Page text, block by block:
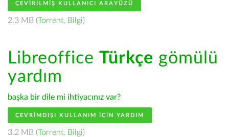
ÇEVIRILMIŞ KULLANICI ARAYÜZÜ
2.3 MB (Torrent, Bilgi)
Libreoffice Türkçe gömülü
yardım
başka bir dile mi ihtiyacınız var?
ÇEVRIMDIŞI KULLANIM IÇIN YARDIM
3.2 MB (Torrent, Bilgi)